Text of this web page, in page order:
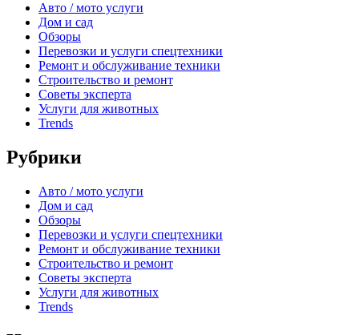
Авто / мото услуги
Дом и сад
Обзоры
Перевозки и услуги спецтехники
Ремонт и обслуживание техники
Строительство и ремонт
Советы эксперта
Услуги для животных
Trends
Рубрики
Авто / мото услуги
Дом и сад
Обзоры
Перевозки и услуги спецтехники
Ремонт и обслуживание техники
Строительство и ремонт
Советы эксперта
Услуги для животных
Trends